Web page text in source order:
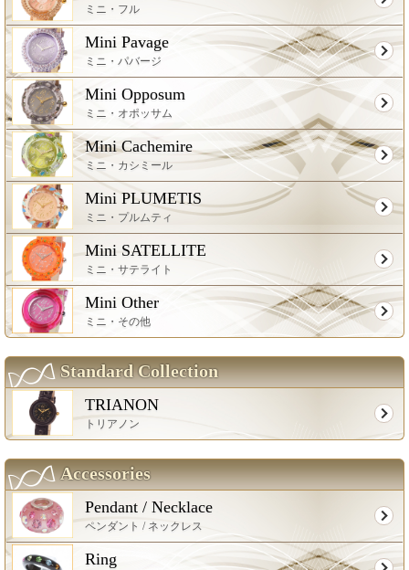
ミニ・フル
Mini Pavage
ミニ・パバージ
Mini Opposum
ミニ・オポッサム
Mini Cachemire
ミニ・カシミール
Mini PLUMETIS
ミニ・プルムティ
Mini SATELLITE
ミニ・サテライト
Mini Other
ミニ・その他
Standard Collection
TRIANON
トリアノン
Accessories
Pendant / Necklace
ペンダント / ネックレス
Ring